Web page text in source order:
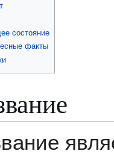
состояние
факты